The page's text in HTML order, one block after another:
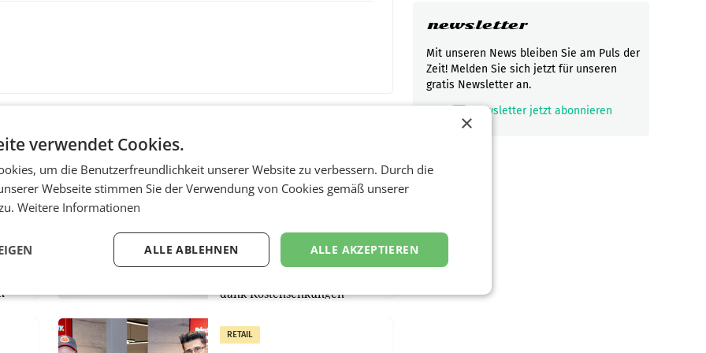
Post
ProSiebenSat.1 spart und
macht überraschend viel
UNTERFÖHRING/MAILAND/AMSTERDAM.
Der Fernsehkonzern
dank Kostensenkungen
gemacht und die
Markterwartung deutlich
RETAIL
newsletter
Mit unseren News bleiben Sie am Puls der
Zeit! Melden Sie sich jetzt für unseren
gratis Newsletter an.
mark_email_read Newsletter jetzt abonnieren
×
verwendet Cookies.
um die Benutzerfreundlichkeit unserer Website zu verbessern. Durch die
Webseite stimmen Sie der Verwendung von Cookies gemäß unserer
Weitere Informationen
ALLE AKZEPTIEREN
ALLE ABLEHNEN